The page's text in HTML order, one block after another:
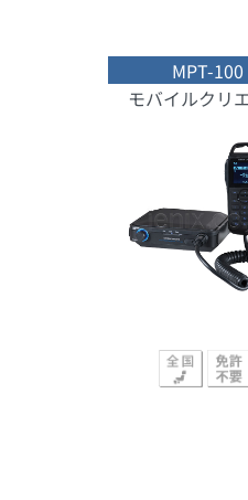
MPT-100
モバイルクリ